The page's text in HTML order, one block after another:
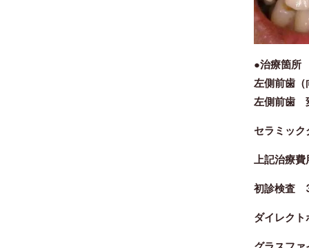
●治療箇
左側前歯（
左側前歯
セラミッ
上記治療
初診検査
ダイレク